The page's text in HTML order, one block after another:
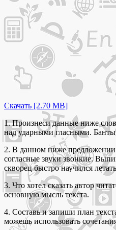
Скачать [2.70 MB]
1. Произнеси данные ниже
над ударными гласными.
2. В данном ниже предложении
согласные звуки звонкие.
скворец быстро научился
3. Что хотел сказать автор
основную мысль текста.
4. Составь и запиши план
можешь использовать